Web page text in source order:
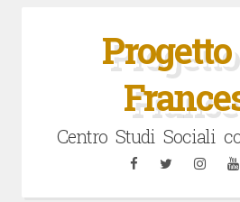
Centro Studi Sociali
FacebookTwitter